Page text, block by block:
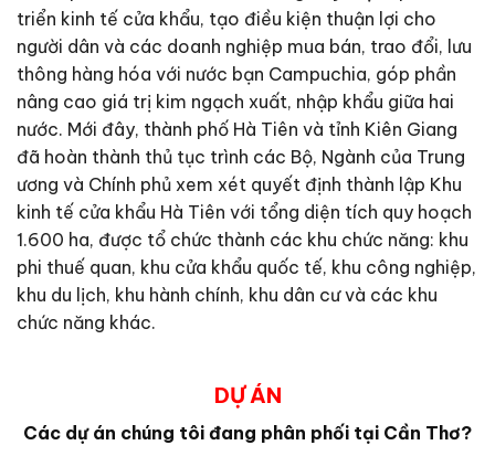
triển kinh tế cửa khẩu, tạo điều kiện thuận lợi cho
người dân và các doanh nghiệp mua bán, trao đổi, lưu
thông hàng hóa với nước bạn Campuchia, góp phần
nâng cao giá trị kim ngạch xuất, nhập khẩu giữa hai
nước. Mới đây, thành phố Hà Tiên và tỉnh Kiên Giang
đã hoàn thành thủ tục trình các Bộ, Ngành của Trung
ương và Chính phủ xem xét quyết định thành lập Khu
kinh tế cửa khẩu Hà Tiên với tổng diện tích quy hoạch
1.600 ha, được tổ chức thành các khu chức năng: khu
phi thuế quan, khu cửa khẩu quốc tế, khu công nghiệp,
khu du lịch, khu hành chính, khu dân cư và các khu
chức năng khác.
DỰ ÁN
Các dự án chúng tôi đang phân phối tại Cần Thơ?